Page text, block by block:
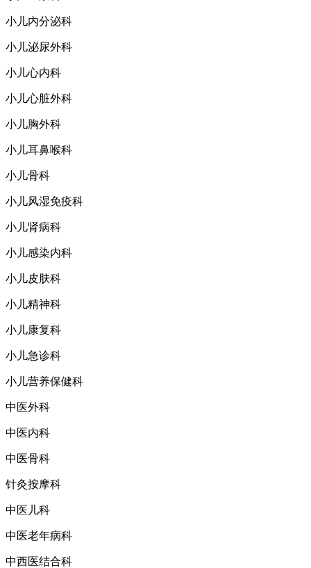
小儿内分泌科
小儿泌尿外科
小儿心内科
小儿心脏外科
小儿胸外科
小儿耳鼻喉科
小儿骨科
小儿风湿免疫科
小儿肾病科
小儿感染内科
小儿皮肤科
小儿精神科
小儿康复科
小儿急诊科
小儿营养保健科
中医外科
中医内科
中医骨科
针灸按摩科
中医儿科
中医老年病科
中西医结合科